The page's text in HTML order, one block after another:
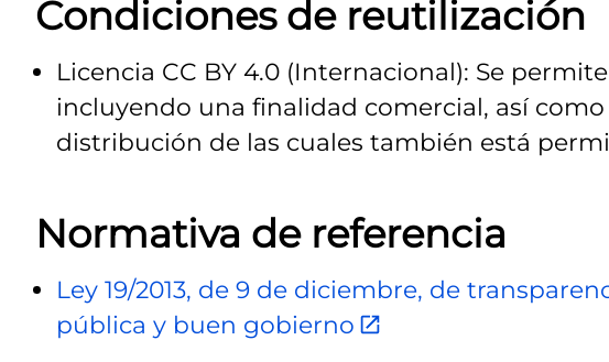
Condiciones de reutilización
Licencia CC BY 4.0 (Internacional): Se
incluyendo una finalidad comercial, así
distribución de las cuales también está
Normativa de referencia
Ley 19/2013, de 9 de diciembre, de
pública y buen gobierno